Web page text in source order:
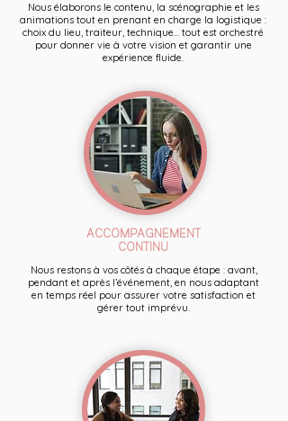
Nous élaborons le contenu, la scénographie et les
animations tout en prenant en charge la logistique :
choix du lieu, traiteur, technique... tout est orchestré
pour donner vie à votre vision et garantir une
expérience fluide.
ACCOMPAGNEMENT
CONTINU
Nous restons à vos côtés à chaque étape : avant,
pendant et après l’événement, en nous adaptant
en temps réel pour assurer votre satisfaction et
gérer tout imprévu.